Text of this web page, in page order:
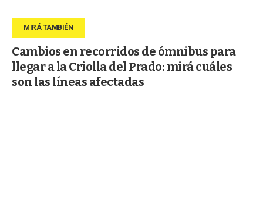
Cambios en recorridos de ómnibus para
llegar a la Criolla del Prado: mirá cuáles
son las líneas afectadas